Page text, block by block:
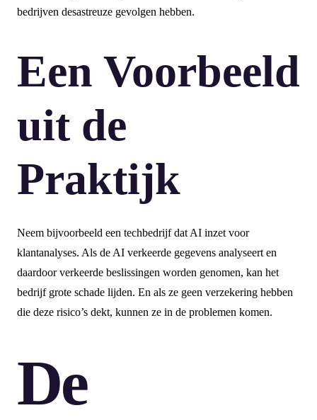
bedrijven desastreuze gevolgen hebben.
Een Voorbeeld
uit de
Praktijk
Neem bijvoorbeeld een techbedrijf dat AI inzet voor
klantanalyses. Als de AI verkeerde gegevens analyseert en
daardoor verkeerde beslissingen worden genomen, kan het
bedrijf grote schade lijden. En als ze geen verzekering hebben
die deze risico’s dekt, kunnen ze in de problemen komen.
De